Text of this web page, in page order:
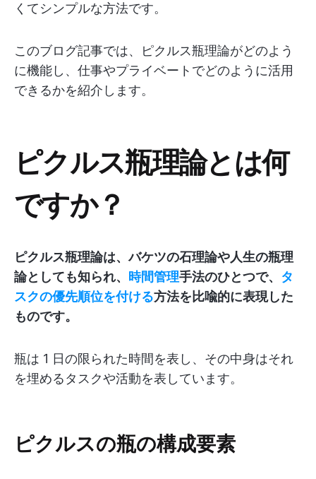
くてシンプルな方法です。
このブログ記事では、ピクルス瓶理論がどのよう
に機能し、仕事やプライベートでどのように活用
できるかを紹介します。
ピクルス瓶理論とは何
ですか？
ピクルス瓶理論は、バケツの石理論や人生の瓶理
論としても知られ、
時間管理手法のひとつで、 タ
スクの優先順位を付ける方法を比喩的に表現した
ものです。
瓶は 1 日の限られた時間を表し、その中身はそれ
を埋めるタスクや活動を表しています。
ピクルスの瓶の構成要素